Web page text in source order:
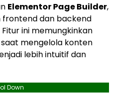
Elementor Page Builder,
dan backend
ini memungkinkan
mengelola konten
lebih intuitif dan
Down